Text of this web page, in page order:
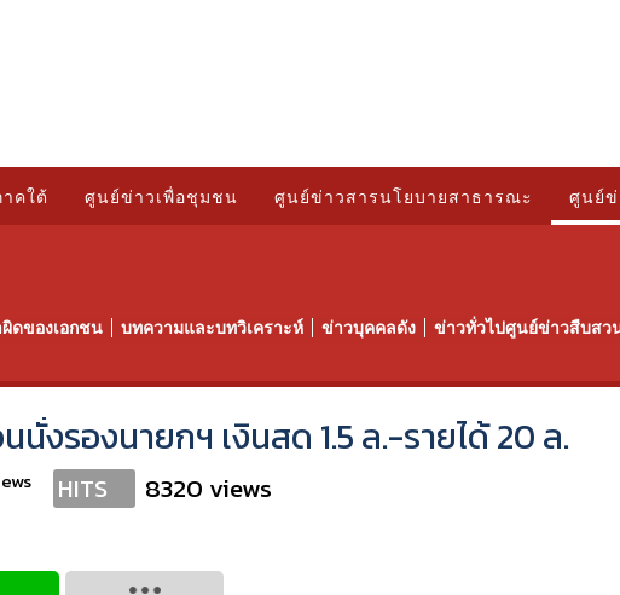
คใต้ ศูนย์ข่าวเพื่อชุมชน ศูนย์ข่าวสารนโยบายสาธารณะ ศูนย์
ดของเอกชน บทความและบทวิเคราะห์ ข่าวบุคคลดัง ข่าวทั่วไปศูนย์ข่าวสืบสว
งรองนายกฯ เงินสด 1.5 ล.-รายได้ 20 ล.
HITS 8320 views